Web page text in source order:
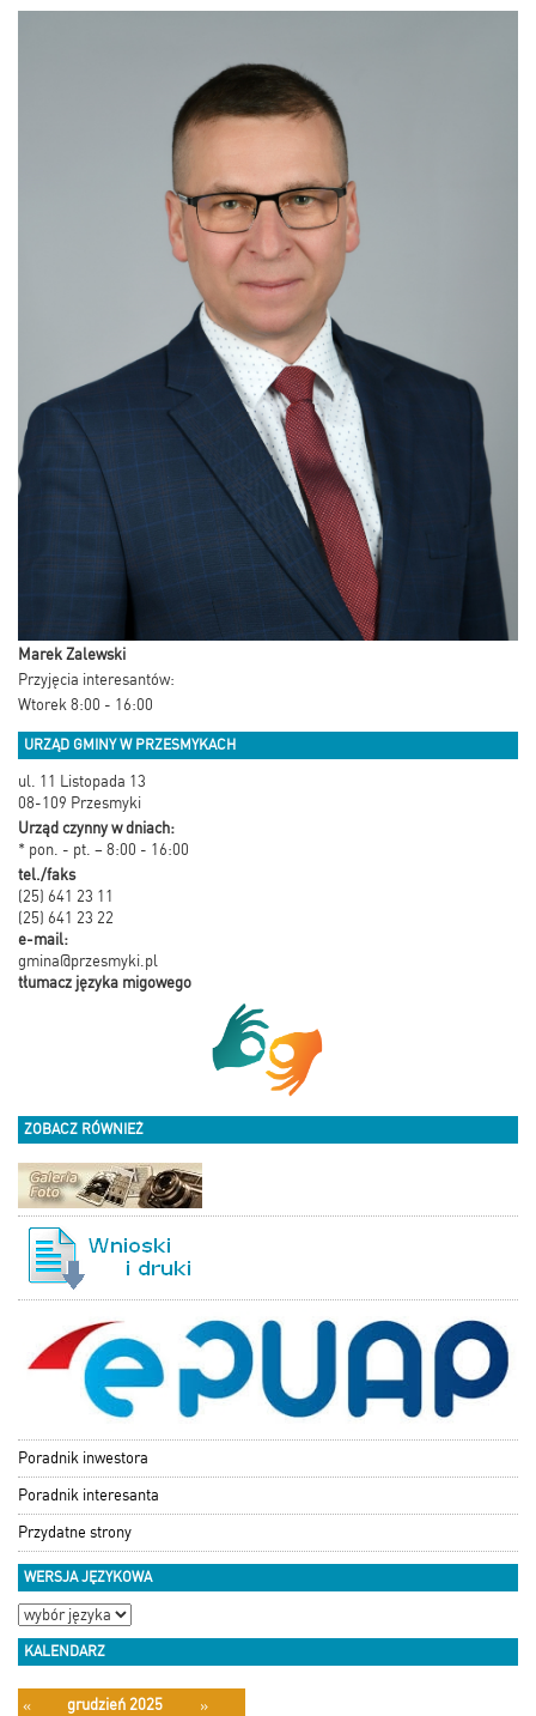
Marek Zalewski
Przyjęcia interesantów:
Wtorek 8:00 - 16:00
URZĄD GMINY W PRZESMYKACH
ul. 11 Listopada 13
08-109 Przesmyki
Urząd czynny w dniach:
* pon. - pt. – 8:00 - 16:00
tel./faks
(25) 641 23 11
(25) 641 23 22
e-mail:
gmina@przesmyki.pl
tłumacz języka migowego
ZOBACZ RÓWNIEŻ
Poradnik inwestora
Poradnik interesanta
Przydatne strony
WERSJA JĘZYKOWA
KALENDARZ
« grudzień 2025 »